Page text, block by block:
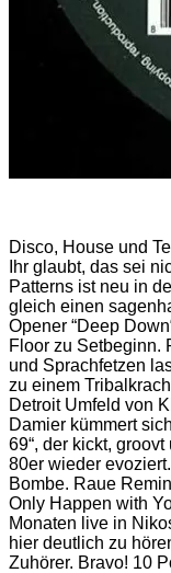
Disco, House und
Ihr glaubt, das sei
Patterns ist neu in
gleich einen
Opener “Deep
Floor zu Setbeginn.
und Sprachfetzen
zu einem
Detroit Umfeld von
Damier kümmert
69“, der kickt,
80er wieder
Bombe. Raue
Only Happen with
Monaten live in
hier deutlich zu
Zuhörer. Bravo! 10